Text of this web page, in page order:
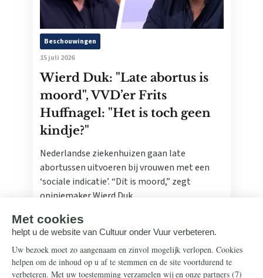
Beschouwingen
15 juli 2026
Wierd Duk: "Late abortus is
moord", VVD’er Frits
Huffnagel: "Het is toch geen
kindje?"
Nederlandse ziekenhuizen gaan late
abortussen uitvoeren bij vrouwen met een
‘sociale indicatie’. “Dit is moord,” zegt
opiniemaker Wierd Duk.